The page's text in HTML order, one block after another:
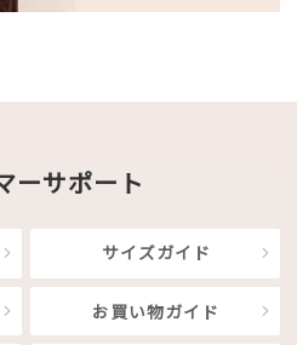
ーサポート
サイズガイド
お買い物ガイド